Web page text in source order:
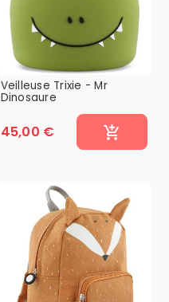
Veilleuse Trixie - Mr
Dinosaure
45,00 €